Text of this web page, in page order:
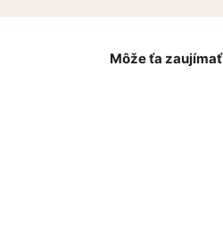
Môže ťa zaujímať